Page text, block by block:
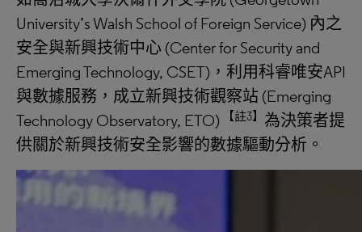
University’s Walsh School of Foreign Service) 內之
安全與新興技術中心 (Center for Security and
Emerging Technology, CSET)，利用科睿唯安API
與數據服務，成立新興技術觀察站 (Emerging
Technology Observatory, ETO) 【註3】 為決策者提
供關於新興技術安全影響的數據驅動分析。